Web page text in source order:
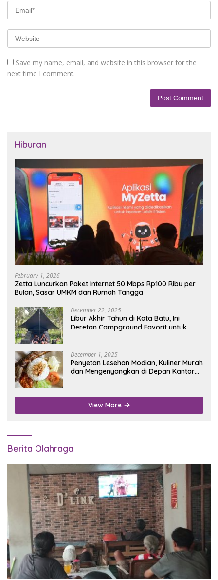
Save my name, email, and website in this browser for the
next time I comment.
Hiburan
February 1, 2026
Zetta Luncurkan Paket Internet 50 Mbps Rp100 Ribu per
Bulan, Sasar UMKM dan Rumah Tangga
December 22, 2025
Libur Akhir Tahun di Kota Batu, Ini
Deretan Campground Favorit untuk
December 1, 2025
Penyetan Lesehan Modian, Kuliner Murah
dan Mengenyangkan di Depan Kantor
View More
Berita Olahraga